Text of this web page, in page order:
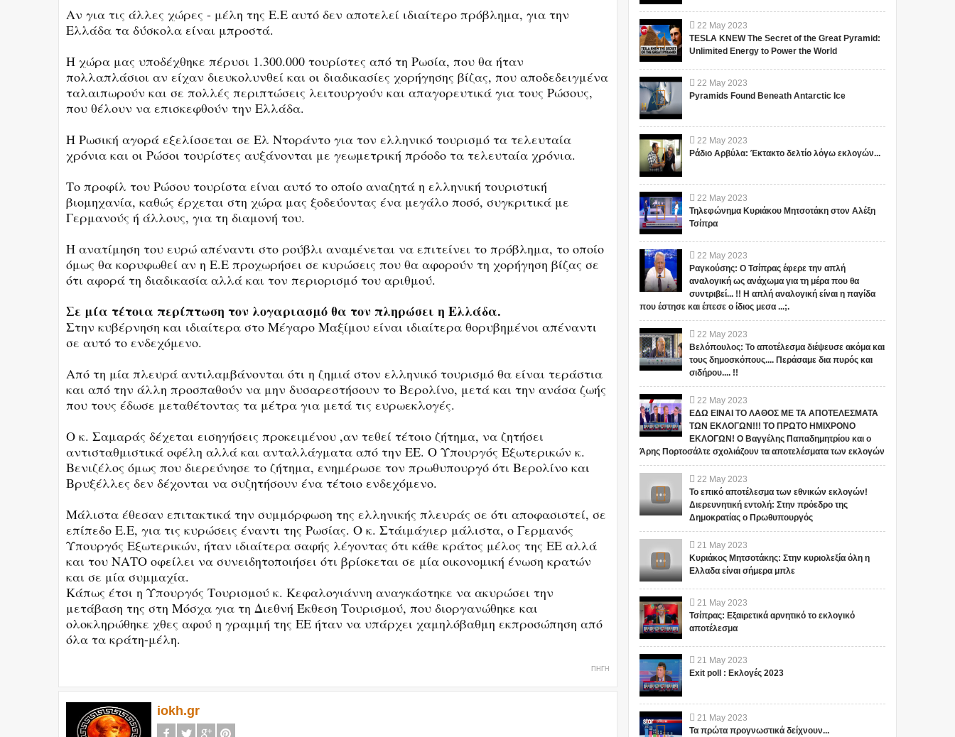
Αν για τις άλλες χώρες - μέλη της Ε.Ε αυτό δεν αποτελεί ιδιαίτερο πρόβλημα, για την
Ελλάδα τα δύσκολα είναι μπροστά.
Η χώρα μας υποδέχθηκε πέρυσι 1.300.000 τουρίστες από τη Ρωσία, που θα ήταν
πολλαπλάσιοι αν είχαν διευκολυνθεί και οι διαδικασίες χορήγησης βίζας, που αποδεδειγμένα
ταλαιπωρούν και σε πολλές περιπτώσεις λειτουργούν και απαγορευτικά για τους Ρώσους,
που θέλουν να επισκεφθούν την Ελλάδα.
Η Ρωσική αγορά εξελίσσεται σε Ελ Ντοράντο για τον ελληνικό τουρισμό τα τελευταία
χρόνια και οι Ρώσοι τουρίστες αυξάνονται με γεωμετρική πρόοδο τα τελευταία χρόνια.
Το προφίλ του Ρώσου τουρίστα είναι αυτό το οποίο αναζητά η ελληνική τουριστική
βιομηχανία, καθώς έρχεται στη χώρα μας ξοδεύοντας ένα μεγάλο ποσό, συγκριτικά με
Γερμανούς ή άλλους, για τη διαμονή του.
Η ανατίμηση του ευρώ απέναντι στο ρούβλι αναμένεται να επιτείνει το πρόβλημα, το οποίο
όμως θα κορυφωθεί αν η Ε.Ε προχωρήσει σε κυρώσεις που θα αφορούν τη χορήγηση βίζας σε
ότι αφορά τη διαδικασία αλλά και τον περιορισμό του αριθμού.
Σε μία τέτοια περίπτωση τον λογαριασμό θα τον πληρώσει η Ελλάδα.
Στην κυβέρνηση και ιδιαίτερα στο Μέγαρο Μαξίμου είναι ιδιαίτερα θορυβημένοι απέναντι
σε αυτό το ενδεχόμενο.
Από τη μία πλευρά αντιλαμβάνονται ότι η ζημιά στον ελληνικό τουρισμό θα είναι τεράστια
και από την άλλη προσπαθούν να μην δυσαρεστήσουν το Βερολίνο, μετά και την ανάσα ζωής
που τους έδωσε μεταθέτοντας τα μέτρα για μετά τις ευρωεκλογές.
Ο κ. Σαμαράς δέχεται εισηγήσεις προκειμένου ,αν τεθεί τέτοιο ζήτημα, να ζητήσει
αντισταθμιστικά οφέλη αλλά και ανταλλάγματα από την ΕΕ. Ο Υπουργός Εξωτερικών κ.
Βενιζέλος όμως που διερεύνησε το ζήτημα, ενημέρωσε τον πρωθυπουργό ότι Βερολίνο και
Βρυξέλλες δεν δέχονται να συζητήσουν ένα τέτοιο ενδεχόμενο.
Μάλιστα έθεσαν επιτακτικά την συμμόρφωση της ελληνικής πλευράς σε ότι αποφασιστεί, σε
επίπεδο Ε.Ε, για τις κυρώσεις έναντι της Ρωσίας. Ο κ. Στάιμάγιερ μάλιστα, ο Γερμανός
Υπουργός Εξωτερικών, ήταν ιδιαίτερα σαφής λέγοντας ότι κάθε κράτος μέλος της ΕΕ αλλά
και του ΝΑΤΟ οφείλει να συνειδητοποιήσει ότι βρίσκεται σε μία οικονομική ένωση κρατών
και σε μία συμμαχία.
Κάπως έτσι η Υπουργός Τουρισμού κ. Κεφαλογιάννη αναγκάστηκε να ακυρώσει την
μετάβαση της στη Μόσχα για τη Διεθνή Έκθεση Τουρισμού, που διοργανώθηκε και
ολοκληρώθηκε χθες αφού η γραμμή της ΕΕ ήταν να υπάρχει χαμηλόβαθμη εκπροσώπηση από
όλα τα κράτη-μέλη.
ΠΗΓΗ
iokh.gr
22 May 2023
TESLA KNEW The Secret of the Great Pyramid:
Unlimited Energy to Power the World
22 May 2023
Pyramids Found Beneath Antarctic Ice
22 May 2023
Ράδιο Αρβύλα: Έκτακτο δελτίο λόγω εκλογών...
22 May 2023
Τηλεφώνημα Κυριάκου Μητσοτάκη στον Αλέξη
Τσίπρα
22 May 2023
Ραγκούσης: Ο Τσίπρας έφερε την απλή
αναλογική ως ανάχωμα για τη μέρα που θα
συντριβεί... !! Η απλή αναλογική είναι η παγίδα
που έστησε και έπεσε ο ίδιος μεσα ...;.
22 May 2023
Βελόπουλος: Το αποτέλεσμα διέψευσε ακόμα και
τους δημοσκόπους.... Περάσαμε δια πυρός και
σιδήρου.... !!
22 May 2023
ΕΔΩ ΕΙΝΑΙ ΤΟ ΛΑΘΟΣ ΜΕ ΤΑ ΑΠΟΤΕΛΕΣΜΑΤΑ
ΤΩΝ ΕΚΛΟΓΩΝ!!! ΤΟ ΠΡΩΤΟ ΗΜΙΧΡΟΝΟ
ΕΚΛΟΓΩΝ! Ο Βαγγέλης Παπαδημητρίου και ο
Άρης Πορτοσάλτε σχολιάζουν τα αποτελέσματα των εκλογών
22 May 2023
Το επικό αποτέλεσμα των εθνικών εκλογών!
Διερευνητική εντολή: Στην πρόεδρο της
Δημοκρατίας ο Πρωθυπουργός
21 May 2023
Κυριάκος Μητσοτάκης: Στην κυριολεξία όλη η
Ελλαδα είναι σήμερα μπλε
21 May 2023
Τσίπρας: Εξαιρετικά αρνητικό το εκλογικό
αποτέλεσμα
21 May 2023
Exit poll : Εκλογές 2023
21 May 2023
Τα πρώτα προγνωστικά δείχνουν...